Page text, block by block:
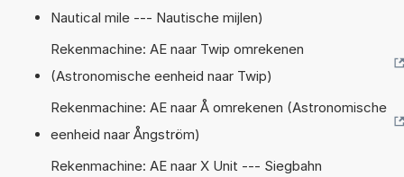
Nautical mile --- Nautische mijlen)
Rekenmachine: AE naar Twip omrekenen
(Astronomische eenheid naar Twip)
Rekenmachine: AE naar Å omrekenen (Astronomische
eenheid naar Ångström)
Rekenmachine: AE naar X Unit --- Siegbahn